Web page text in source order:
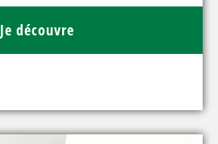
Je découvre